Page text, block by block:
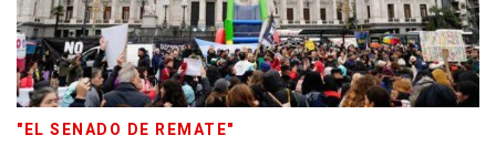
"EL SENADO DE REMATE"